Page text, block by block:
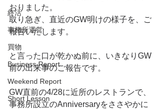
終活
事務所運営
買物
Business Report
Weekend Report
Short Lesson
おりました。
取り急ぎ、直近のGW明けの様子を、ご
報告いたします。
と言った口が乾かぬ前に、いきなりGW
前の出来事のご報告です。
GW直前の4/28に近所のレストランで、
事務所設立のAnniversaryをささやかに